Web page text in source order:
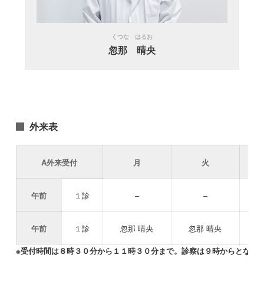
くつな はるお
忽那 晴央
外来表
A外来受付 月 火
午前 １診 – –
午前 １診 忽那 晴央 忽那 晴央
※受付時間は８時３０分から１１時３０分まで。診察は９時からとなり